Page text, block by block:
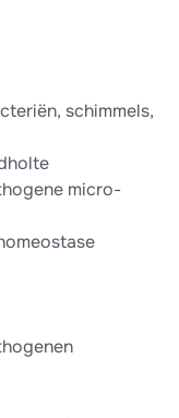
schimmels,
micro-